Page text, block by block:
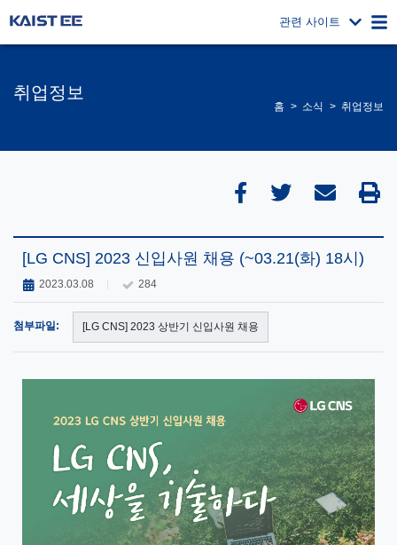
관련 사이트
취업정보
홈 소식 취업정보
[LG CNS] 2023 신입사원 채용 (~03.21(화) 18시)
2023.03.08 284
첨부파일: [LG CNS] 2023 상반기 신입사원 채용